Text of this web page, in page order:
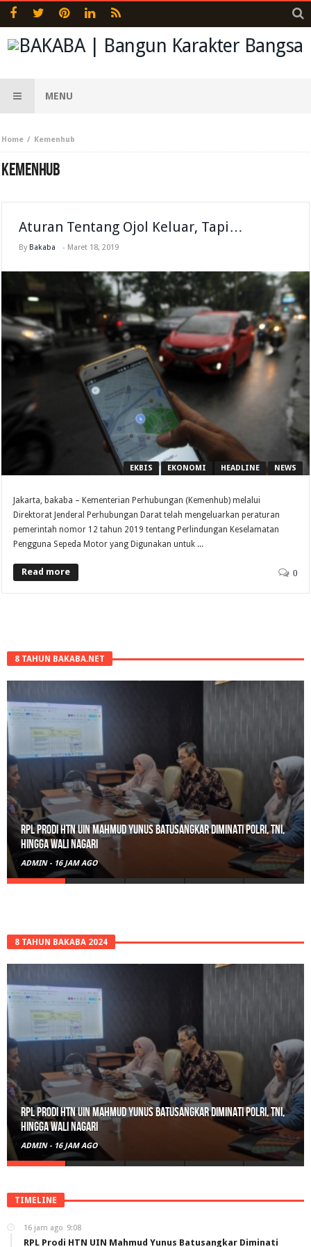
MENU
Home Kemenhub
KEMENHUB
Aturan Tentang Ojol Keluar, Tapi…
By Bakaba - Maret 18, 2019
EKBIS EKONOMI HEADLINE NEWS
Jakarta, bakaba – Kementerian Perhubungan (Kemenhub) melalui
Direktorat Jenderal Perhubungan Darat telah mengeluarkan peraturan
pemerintah nomor 12 tahun 2019 tentang Perlindungan Keselamatan
Pengguna Sepeda Motor yang Digunakan untuk ...
Read more 0
8 TAHUN BAKABA.NET
RPL Prodi HTN UIN Mahmud Yunus Batusangkar Diminati Polri, TNI,
hingga Wali Nagari
ADMIN - 16 JAM AGO
8 TAHUN BAKABA 2024
RPL Prodi HTN UIN Mahmud Yunus Batusangkar Diminati Polri, TNI,
hingga Wali Nagari
ADMIN - 16 JAM AGO
TIMELINE
16 jam ago 9:08
RPL Prodi HTN UIN Mahmud Yunus Batusangkar Diminati